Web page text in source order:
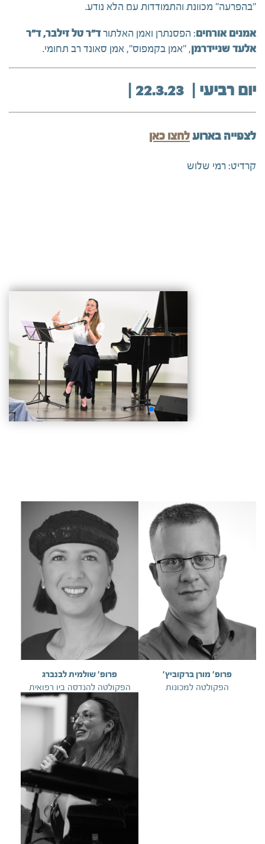
"בהפרעה" מכוונת והתמודדות עם הלא נודע.
אמנים אורחים: הפסנתרן ואמן האלתורד"ר טל זילבר, ד"ר
אלעד שניידרמן, "אמן בקמפוס", אמן סאונד רב תחומי.
יום רביעי | 22.3.23 |
לצפייה בארועלחצו כאן
קרדיט: רמי שלוש
פרופ' מורן ברקוביץ'
הפקולטה למכונות
פרופ' שולמית לבנברג
הפקולטה להנדסה ביו רפואית